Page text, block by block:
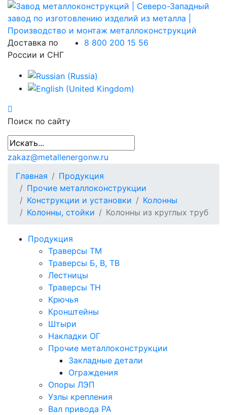
Доставка по
России и СНГ
8 800 200 15 56
Поиск по сайту
zakaz@metallenergonw.ru
Главная
Продукция
Прочие металлоконструкции
Конструкции и установки
Колонны
Колонны, стойки
Колонны из круглых труб
Продукция
Траверсы ТМ
Траверсы Б, В, ТВ
Лестницы
Траверсы ТН
Крючья
Кронштейны
Штыри
Накладки ОГ
Прочие металлоконструкции
Закладные детали
Ограждения
Опоры ЛЭП
Узлы крепления
Вал привода РА